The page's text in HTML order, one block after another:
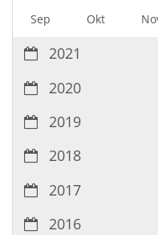
Sep Okt
2021
2020
2019
2018
2017
2016